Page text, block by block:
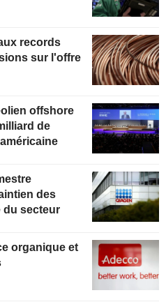
records
sur l'offre
de
des
du secteur